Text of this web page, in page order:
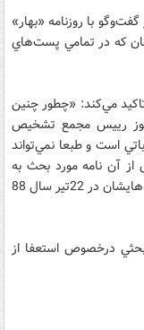
با روزنامه «بهار»
که در تمامي پست‌هاي
مي‌کند: «چطور چنين
رييس مجمع تشخيص
است و طبعا نمي‌تواند
از آن نامه مورد بحث به
عنوان خطيب حضور داشتند و پس از آخرين خطبه‌هايشان در 22تير سال 88
بحثي درخصوص استعفا از